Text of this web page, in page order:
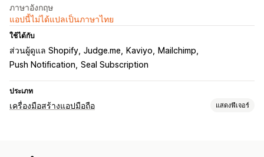
ภาษาอังกฤษ
แอปนี้ไม่ได้แปลเป็นภาษาไทย
ใช้ได้กับ
ส่วนผู้ดูแล Shopify Judge.me Kaviyo
Mailchimp
Push Notification Seal Subscription
ประเภท
เครื่องมือสร้างแอปมือถือ แสดงฟีเจอร์